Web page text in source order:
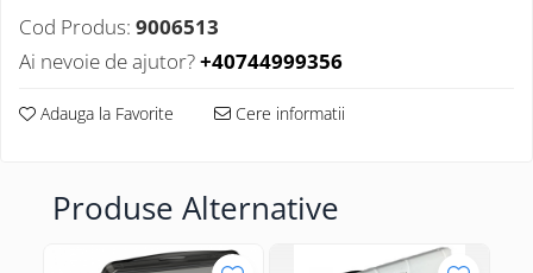
Cod Produs: 9006513
Ai nevoie de ajutor?+40744999356
Adauga la Favorite Cere informatii
Produse Alternative